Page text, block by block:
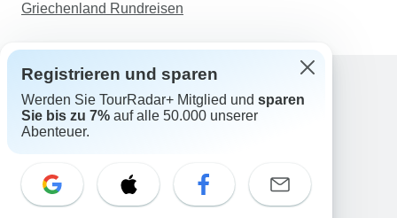
Griechenland Rundreisen
Support
Kontakt
Schweiz +41 225 183 195
E-Mail: support@tourradar.com
Registrieren und sparen
Werden Sie TourRadar+ Mitglied und sparen
Sie bis zu 7% auf alle 50.000 unserer
Abenteuer.